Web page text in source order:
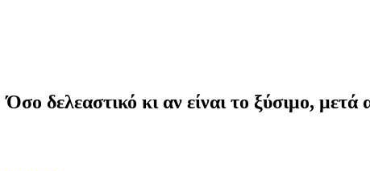
Όσο δελεαστικό κι αν είναι το ξύσιμο,